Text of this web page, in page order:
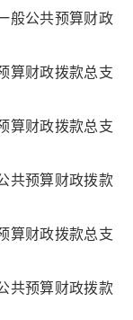
般公共预算财政
算财政拨款总支
算财政拨款总支
共预算财政拨款
算财政拨款总支
共预算财政拨款